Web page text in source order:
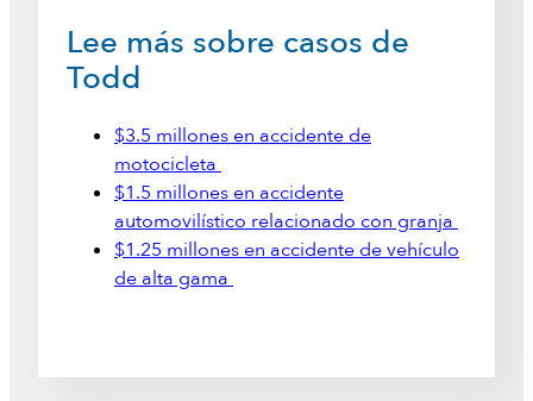
Lee más sobre casos de
Todd
$3.5 millones en accidente de
motocicleta
$1.5 millones en accidente
automovilístico relacionado con granja
$1.25 millones en accidente de vehículo
de alta gama